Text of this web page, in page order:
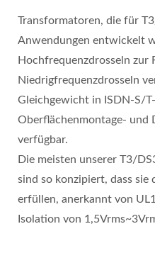
Transformatoren, die für
Anwendungen entwickelt
Hochfrequenzdrosseln zur
Niedrigfrequenzdrosseln
Gleichgewicht in ISDN-S/
Oberflächenmontage- und
verfügbar.
Die meisten unserer T3/
sind so konzipiert, dass sie
erfüllen, anerkannt von
Isolation von